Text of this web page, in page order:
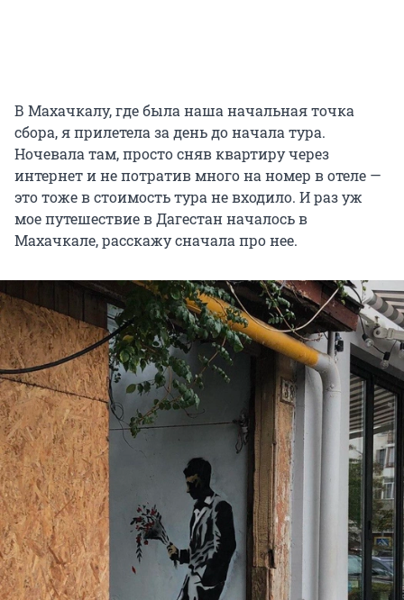
В Махачкалу, где была наша начальная точка
сбора, я прилетела за день до начала тура.
Ночевала там, просто сняв квартиру через
интернет и не потратив много на номер в отеле —
это тоже в стоимость тура не входило. И раз уж
мое путешествие в Дагестан началось в
Махачкале, расскажу сначала про нее.